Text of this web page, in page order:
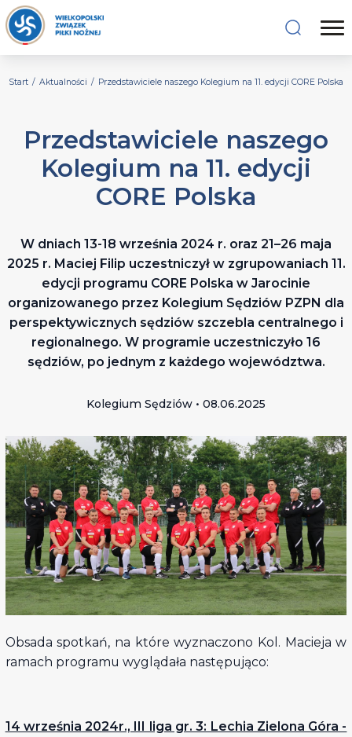
Start / Aktualności / Przedstawiciele naszego Kolegium na 11. edycji CORE Polska
Przedstawiciele naszego
Kolegium na 11. edycji
CORE Polska
W dniach 13-18 września 2024 r. oraz 21–26 maja
2025 r. Maciej Filip uczestniczył w zgrupowaniach 11.
edycji programu CORE Polska w Jarocinie
organizowanego przez Kolegium Sędziów PZPN dla
perspektywicznych sędziów szczebla centralnego i
regionalnego. W programie uczestniczyło 16
sędziów, po jednym z każdego województwa.
Kolegium Sędziów • 08.06.2025
Obsada spotkań, na które wyznaczono Kol. Macieja w
ramach programu wyglądała następująco:
14 września 2024r., III liga gr. 3: Lechia Zielona Góra -